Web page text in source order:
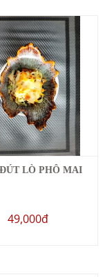
LÒ PHÔ MAI
49,000đ